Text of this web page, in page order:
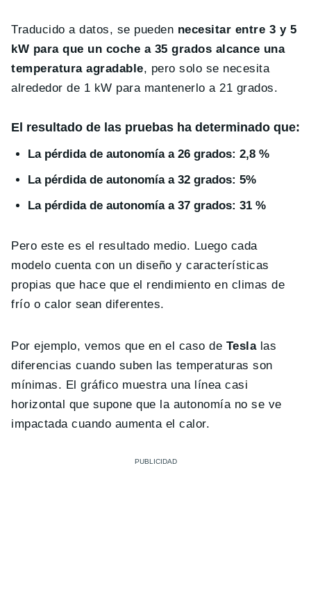
Traducido a datos, se pueden necesitar entre 3 y 5
kW para que un coche a 35 grados alcance una
temperatura agradable, pero solo se necesita
alrededor de 1 kW para mantenerlo a 21 grados.
El resultado de las pruebas ha determinado que:
La pérdida de autonomía a 26 grados: 2,8 %
La pérdida de autonomía a 32 grados: 5%
La pérdida de autonomía a 37 grados: 31 %
Pero este es el resultado medio. Luego cada
modelo cuenta con un diseño y características
propias que hace que el rendimiento en climas de
frío o calor sean diferentes.
Por ejemplo, vemos que en el caso de Teslalas
diferencias cuando suben las temperaturas son
mínimas. El gráfico muestra una línea casi
horizontal que supone que la autonomía no se ve
impactada cuando aumenta el calor.